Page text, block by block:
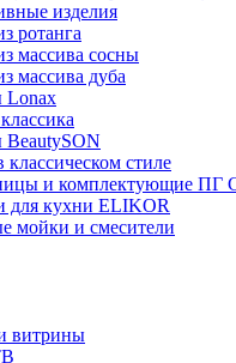
изделия
ротанга
массива сосны
массива дуба
Lonax
классическом стиле
и комплектующие ПГ
для кухни ELIKOR
мойки и смесители
витрины